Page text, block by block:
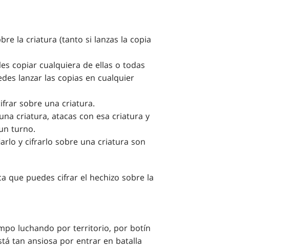
la criatura (tanto si lanzas la copia
copiar cualquiera de ellas o todas
lanzar las copias en cualquier
sobre una criatura.
criatura, atacas con esa criatura y
turno.
y cifrarlo sobre una criatura son
que puedes cifrar el hechizo sobre la
luchando por territorio, por botín
tan ansiosa por entrar en batalla